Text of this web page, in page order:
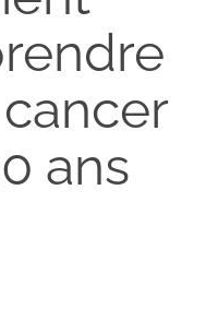
cancer
ans